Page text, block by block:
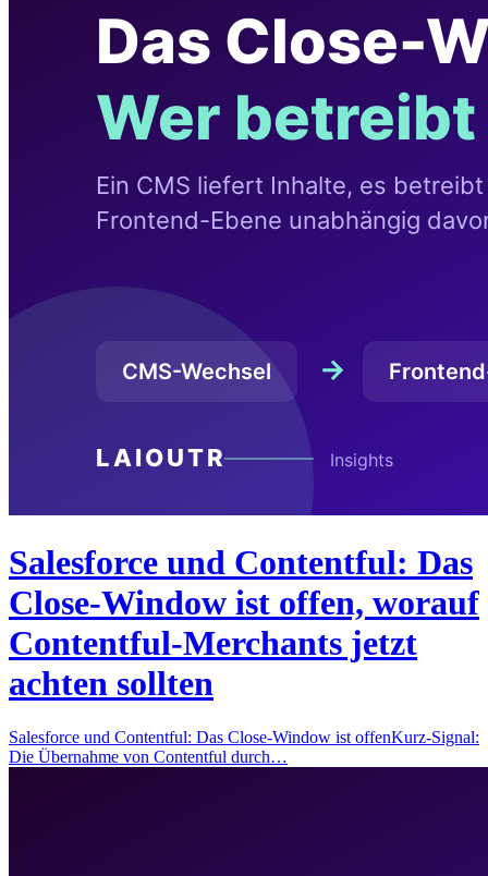
Salesforce und Contentful: Das
Close-Window ist offen, worauf
Contentful-Merchants jetzt
achten sollten
Salesforce und Contentful: Das Close-Window ist offenKurz-Signal:
Die Übernahme von Contentful durch…